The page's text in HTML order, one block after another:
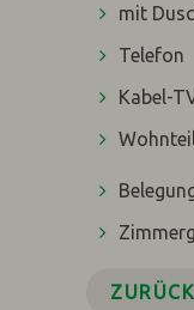
mit
Telefon
Kabel-
ZURÜCK